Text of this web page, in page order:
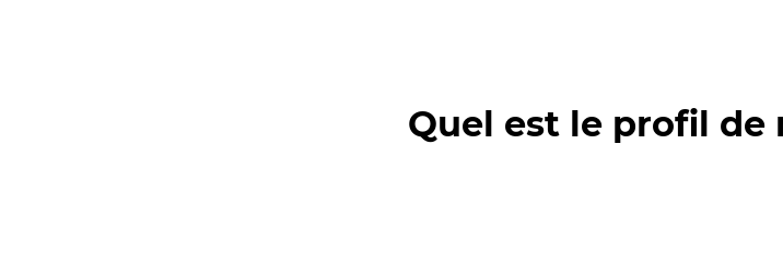
Quel est le profil